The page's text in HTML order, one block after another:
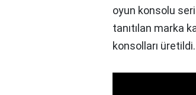
oyun konsolu
tanıtılan marka
konsolları üretildi.